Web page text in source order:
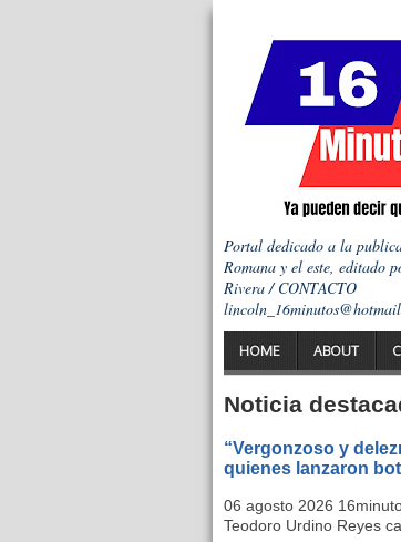
Portal dedicado a la
Romana y el este, editado
Rivera / CONTACTO
HOME ABOUT
Noticia
“Vergonzoso y
quienes lanzaron
06 agosto 2026
Teodoro Urdino Reyes